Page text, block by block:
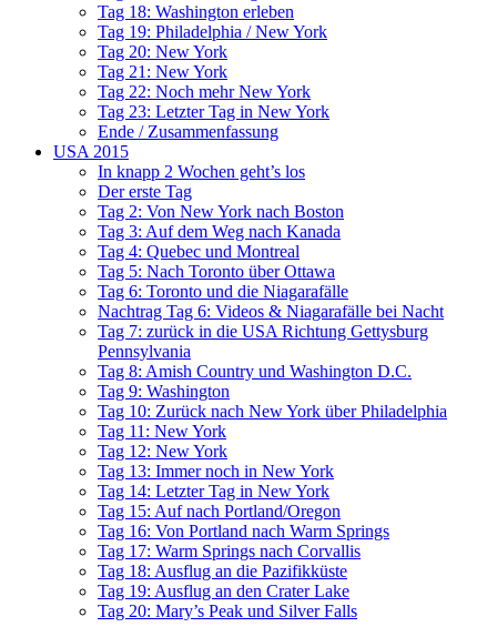
Tag 18: Washington erleben
Tag 19: Philadelphia / New York
Tag 20: New York
Tag 21: New York
Tag 22: Noch mehr New York
Tag 23: Letzter Tag in New York
Ende / Zusammenfassung
USA 2015
In knapp 2 Wochen geht’s los
Der erste Tag
Tag 2: Von New York nach Boston
Tag 3: Auf dem Weg nach Kanada
Tag 4: Quebec und Montreal
Tag 5: Nach Toronto über Ottawa
Tag 6: Toronto und die Niagarafälle
Nachtrag Tag 6: Videos & Niagarafälle bei Nacht
Tag 7: zurück in die USA Richtung Gettysburg
Pennsylvania
Tag 8: Amish Country und Washington D.C.
Tag 9: Washington
Tag 10: Zurück nach New York über Philadelphia
Tag 11: New York
Tag 12: New York
Tag 13: Immer noch in New York
Tag 14: Letzter Tag in New York
Tag 15: Auf nach Portland/Oregon
Tag 16: Von Portland nach Warm Springs
Tag 17: Warm Springs nach Corvallis
Tag 18: Ausflug an die Pazifikküste
Tag 19: Ausflug an den Crater Lake
Tag 20: Mary’s Peak und Silver Falls